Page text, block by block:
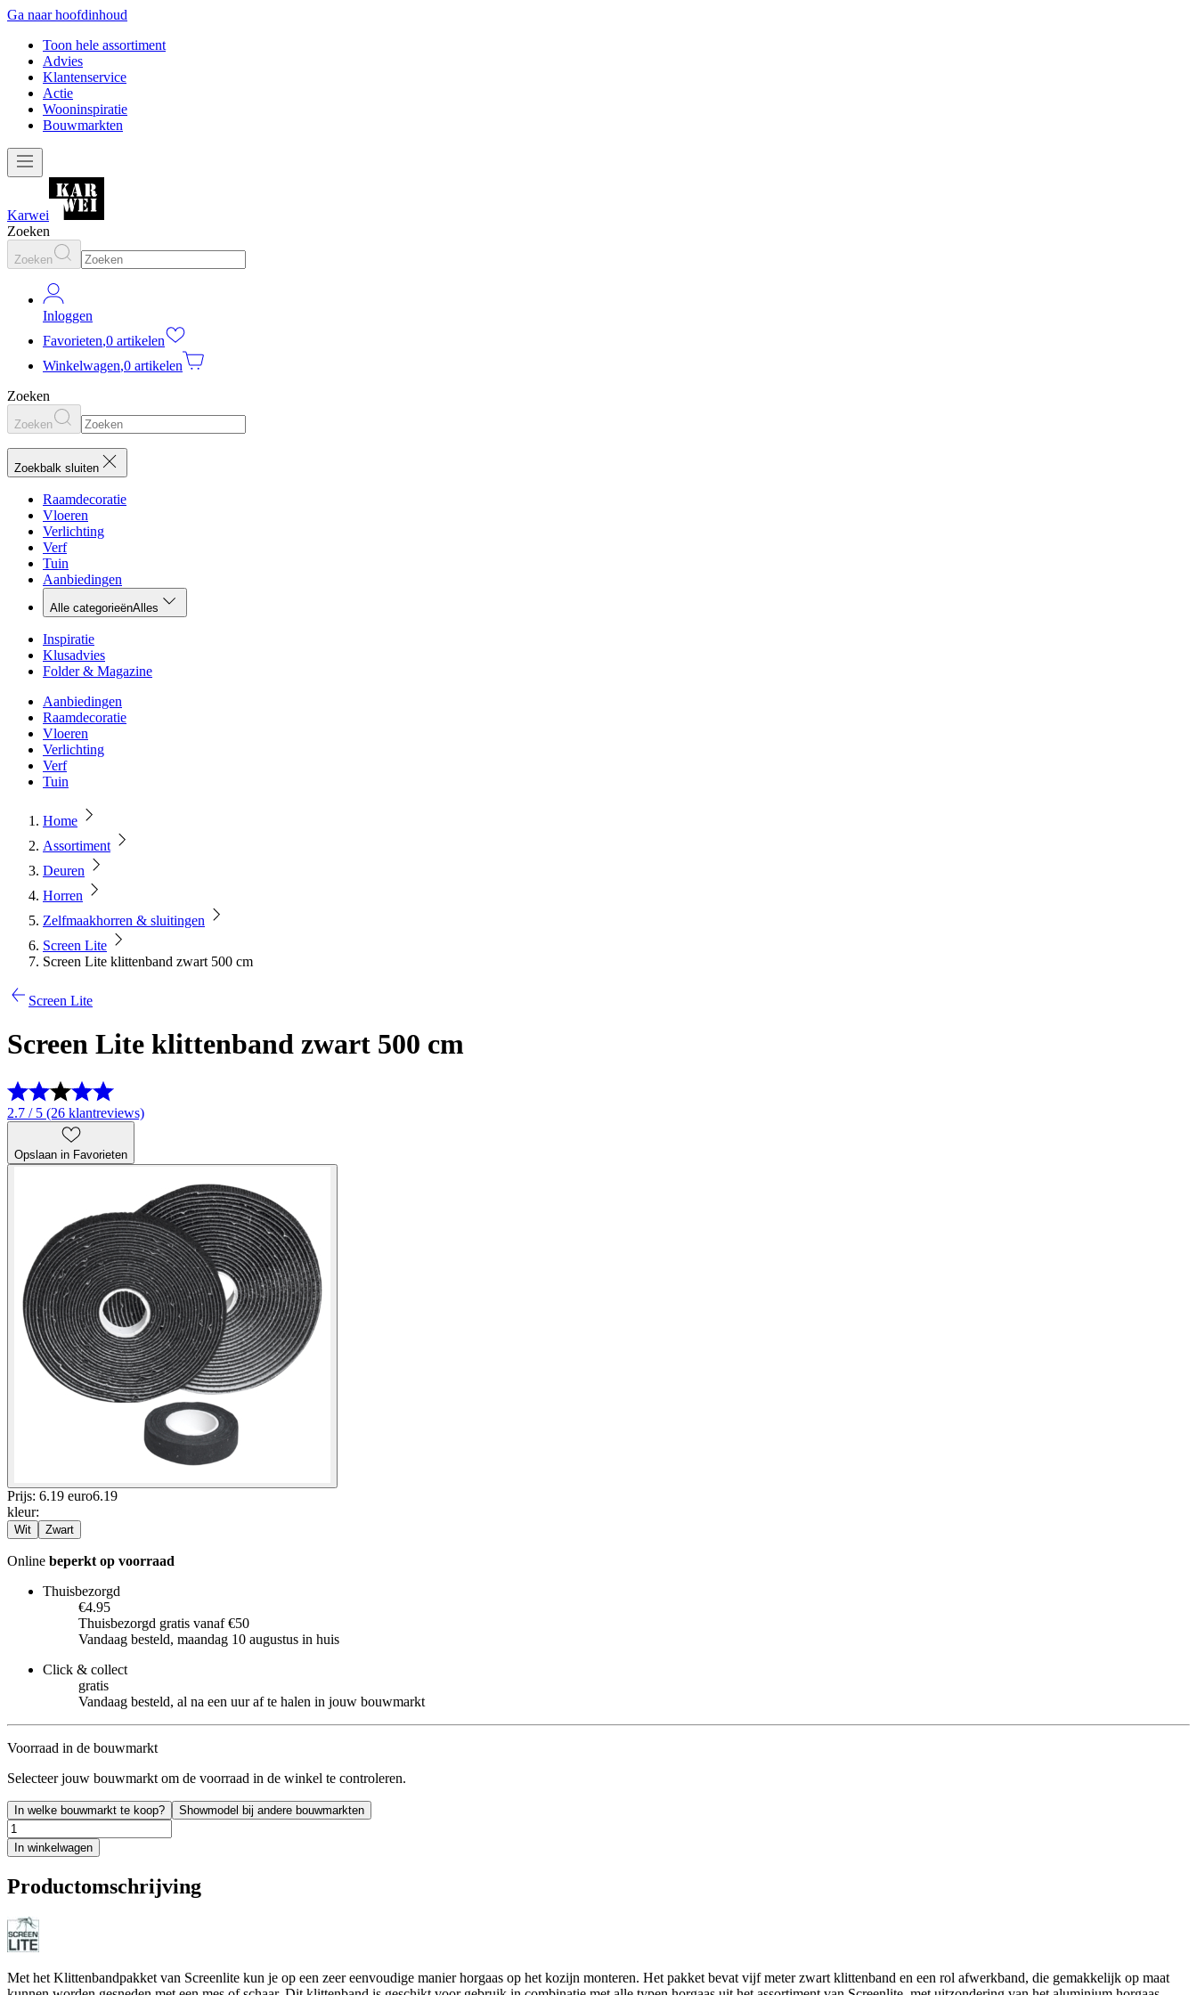
Ga naar hoofdinhoud
Toon hele assortiment
Advies
Klantenservice
Actie
Wooninspiratie
Bouwmarkten
Karwei
Zoeken
Zoeken
Inloggen
Favorieten,0 artikelen
Winkelwagen,0 artikelen
Zoeken
Zoeken
Zoekbalk sluiten
Raamdecoratie
Vloeren
Verlichting
Verf
Tuin
Aanbiedingen
Alle categorieënAlles
Inspiratie
Klusadvies
Folder & Magazine
Aanbiedingen
Raamdecoratie
Vloeren
Verlichting
Verf
Tuin
Home
Assortiment
Deuren
Horren
Zelfmaakhorren & sluitingen
Screen Lite
Screen Lite klittenband zwart 500 cm
Screen Lite
Screen Lite klittenband zwart 500 cm
2.7 / 5 (26 klantreviews)
Opslaan in Favorieten
Prijs: 6.19 euro6.19
kleur:
Wit Zwart
Online beperkt op voorraad
Thuisbezorgd
€4.95
Thuisbezorgd gratis vanaf €50
Vandaag besteld, maandag 10 augustus in huis
Click & collect
gratis
Vandaag besteld, al na een uur af te halen in jouw bouwmarkt
Voorraad in de bouwmarkt
Selecteer jouw bouwmarkt om de voorraad in de winkel te controleren.
In welke bouwmarkt te koop? Showmodel bij andere bouwmarkten
In winkelwagen
Productomschrijving
Met het Klittenbandpakket van Screenlite kun je op een zeer eenvoudige manier horgaas op het kozijn monteren. Het pakket bevat vijf meter zwart klittenband en een rol afwerkband, die gemakkelijk op maat